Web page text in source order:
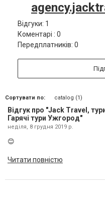
Відгуки: 1
Коментарі : 0
Передплатників: 0
Сортувати по: catalog (1)
Відгук про "Jack Travel,
Гарячі тури Ужгород"
неділя, 8 грудня 2019 р.
😊
Читати повністю